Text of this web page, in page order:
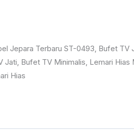
Jepara Terbaru ST-0493, Bufet TV
Bufet TV Minimalis, Lemari Hias
Hias